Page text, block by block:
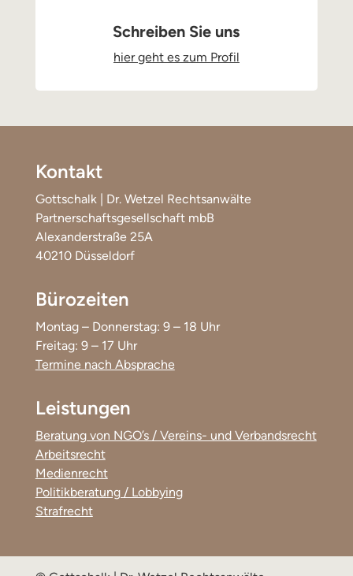
Schreiben Sie uns
hier geht es zum Profil
Kontakt
Gottschalk | Dr. Wetzel Rechtsanwälte
Partnerschaftsgesellschaft mbB
Alexanderstraße 25A
40210 Düsseldorf
Bürozeiten
Montag – Donnerstag: 9 – 18 Uhr
Freitag: 9 – 17 Uhr
Termine nach Absprache
Leistungen
Beratung von NGO’s / Vereins- und Verbandsrecht
Arbeitsrecht
Medienrecht
Politikberatung / Lobbying
Strafrecht